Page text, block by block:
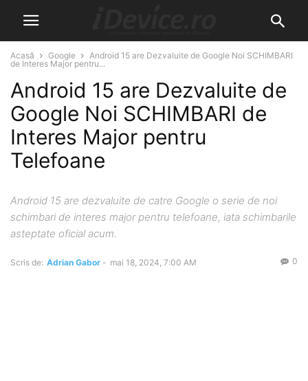
Acasă Google
Android 15 are Dezvaluite de Google Noi SCHIMBARI
de Interes Major pentru...
Android 15 are Dezvaluite de
Google Noi SCHIMBARI de
Interes Major pentru
Telefoane
Android 15 are dezvaluite de catre Google o serie de noi
schimbari de interes major pentru telefoane, iata schimbarile
asteptate oficial acum.
Scris de: Adrian Gabor - mai 18, 2024, 7:00 AM 0